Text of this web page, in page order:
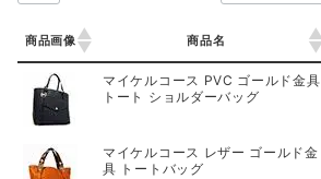
商品画像 商品名
商品画像 商品名
マイケルコース PVC ゴールド金具
トート ショルダーバッグ
マイケルコース レザー ゴールド金
具 トートバッグ